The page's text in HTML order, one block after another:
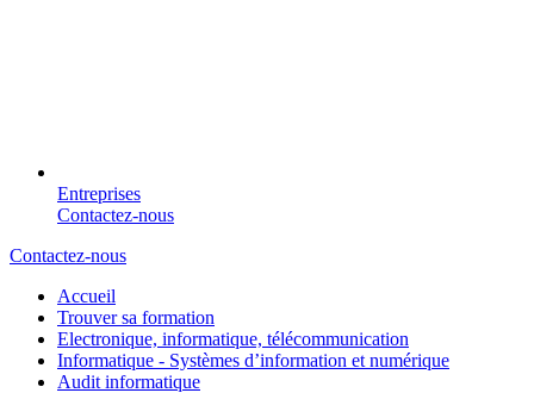
Entreprises
Contactez-nous
Contactez-nous
Accueil
Trouver sa formation
Electronique, informatique, télécommunication
Informatique - Systèmes d’information et numérique
Audit informatique